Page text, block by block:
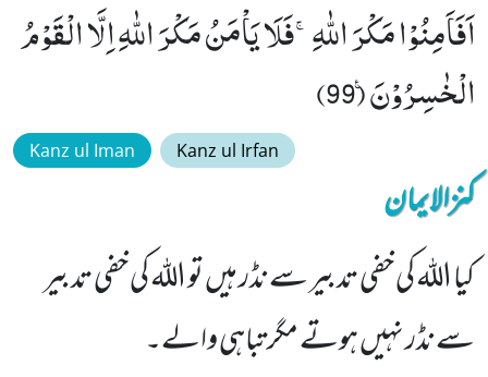
اَفَاَمِنُوْا مَكْرَ اللّٰهِۚ-فَلَا یَاْمَنُ مَكْرَ اللّٰهِ اِلَّا الْقَوْمُ
الْخٰسِرُوْنَ۠ (99)
Kanz ul Iman Kanz ul Irfan
کنزالایمان
کیا اللہ کی خفی تدبیر سے نڈر ہیں تو اللہ کی خفی تدبیر
سے نڈر نہیں ہوتے مگر تباہی والے۔